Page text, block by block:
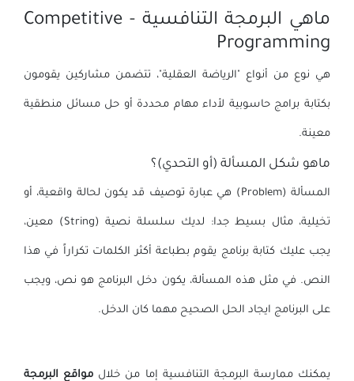
ماهي البرمجة التنافسية - Competitive
Programming
هي نوع من أنواع "الرياضة العقلية"، تتضمن مشاركين يقومون
بكتابة برامج حاسوبية لأداء مهام محددة أو حل مسائل منطقية
معينة.
ماهو شكل المسألة (أو التحدي)؟
المسألة (Problem) هي عبارة توصيف قد يكون لحالة واقعية، أو
تخيلية، مثال بسيط جدا: لديك سلسلة نصية (String) معين،
يجب عليك كتابة برنامج يقوم بطباعة أكثر الكلمات تكراراً في هذا
النص. في مثل هذه المسألة، يكون دخل البرنامج هو نص، ويجب
على البرنامج ايجاد الحل الصحيح مهما كان الدخل.
يمكنك ممارسة البرمجة التنافسية إما من خلال مواقع البرمجة